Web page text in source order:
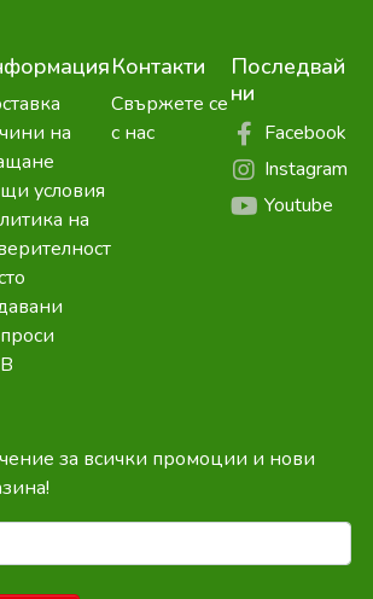
на
условия
на
Контакти
Свържете се
с нас
Последвай
ни
Facebook
Instagram
Youtube
за всички промоции и нови